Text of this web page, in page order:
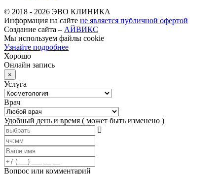
© 2018 - 2026 ЭВО КЛИНИКА
Информация на сайте не является публичной офертой
Создание сайта – АЙВИКС
Мы используем файлы cookie
Узнайте подробнее
Хорошо
Онлайн запись
×
Услуга
Врач
Удобный день и время ( может быть изменено )
Вопрос или комментарий